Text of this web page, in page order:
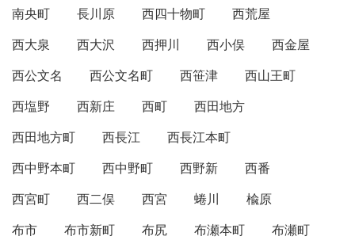
南央町
長川原 西四十物町
西荒屋
西大泉
西大沢 西押川 西小俣
西金屋
西公文名
西公文名町 西笹津
西山王町
西塩野
西新庄 西町
西田地方
西田地方町
西長江
西長江本町
西中野本町
西中野町 西野新
西番
西宮町
西二俣 西宮 蜷川
楡原
布市
布市新町 布尻 布瀬本町
布瀬町